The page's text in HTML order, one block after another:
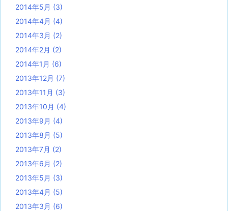
2014年5月 (3)
2014年4月 (4)
2014年3月 (2)
2014年2月 (2)
2014年1月 (6)
2013年12月 (7)
2013年11月 (3)
2013年10月 (4)
2013年9月 (4)
2013年8月 (5)
2013年7月 (2)
2013年6月 (2)
2013年5月 (3)
2013年4月 (5)
2013年3月 (6)